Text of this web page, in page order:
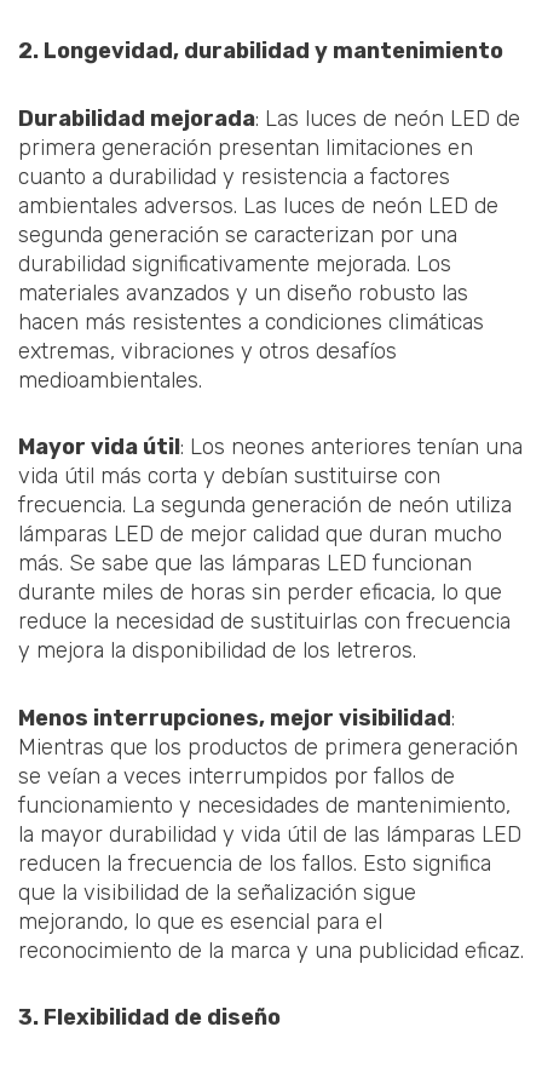
2. Longevidad, durabilidad y mantenimiento
Durabilidad mejorada: Las luces de neón LED de
primera generación presentan limitaciones en
cuanto a durabilidad y resistencia a factores
ambientales adversos. Las luces de neón LED de
segunda generación se caracterizan por una
durabilidad significativamente mejorada. Los
materiales avanzados y un diseño robusto las
hacen más resistentes a condiciones climáticas
extremas, vibraciones y otros desafíos
medioambientales.
Mayor vida útil: Los neones anteriores tenían una
vida útil más corta y debían sustituirse con
frecuencia. La segunda generación de neón utiliza
lámparas LED de mejor calidad que duran mucho
más. Se sabe que las lámparas LED funcionan
durante miles de horas sin perder eficacia, lo que
reduce la necesidad de sustituirlas con frecuencia
y mejora la disponibilidad de los letreros.
Menos interrupciones, mejor visibilidad:
Mientras que los productos de primera generación
se veían a veces interrumpidos por fallos de
funcionamiento y necesidades de mantenimiento,
la mayor durabilidad y vida útil de las lámparas LED
reducen la frecuencia de los fallos. Esto significa
que la visibilidad de la señalización sigue
mejorando, lo que es esencial para el
reconocimiento de la marca y una publicidad eficaz.
3. Flexibilidad de diseño